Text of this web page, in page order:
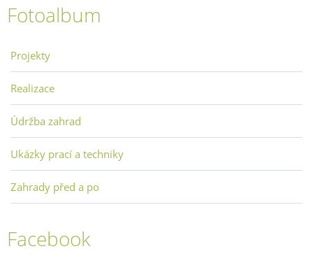
Fotoalbum
Projekty
Realizace
Údržba zahrad
Ukázky prací a techniky
Zahrady před a po
Facebook